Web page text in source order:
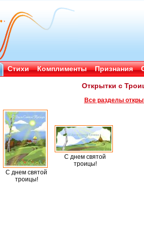
Стихи Комплименты Признания
Открытки с
Все разделы
С днем святой
троицы!
С днем святой
троицы!